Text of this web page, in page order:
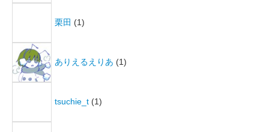
栗田 (1)
ありえるえりあ (1)
tsuchie_t (1)